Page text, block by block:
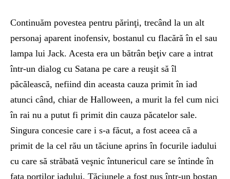
Continuăm povestea pentru părinţi, trecând la un alt
personaj aparent inofensiv, bostanul cu flacără în el sau
lampa lui Jack. Acesta era un bătrân beţiv care a intrat
într-un dialog cu Satana pe care a reuşit să îl
păcălească, nefiind din aceasta cauza primit în iad
atunci când, chiar de Halloween, a murit la fel cum nici
în rai nu a putut fi primit din cauza păcatelor sale.
Singura concesie care i s-a făcut, a fost aceea că a
primit de la cel rău un tăciune aprins în focurile iadului
cu care să străbată veşnic întunericul care se întinde în
faţa porţilor iadului. Tăciunele a fost pus într-un bostan